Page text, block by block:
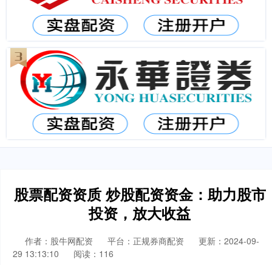
股票配资资质 炒股配资资金：助力股市
投资，放大收益
作者：股牛网配资 平台：正规券商配资
更新：2024-09-
29 13:13:10
阅读：116